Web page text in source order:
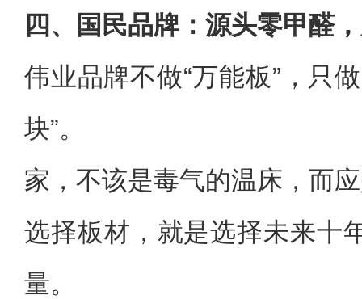
四、国民品牌：源头零甲醛
伟业品牌不做“万能板”，只
块”。
家，不该是毒气的温床，而
选择板材，就是选择未来十
量。